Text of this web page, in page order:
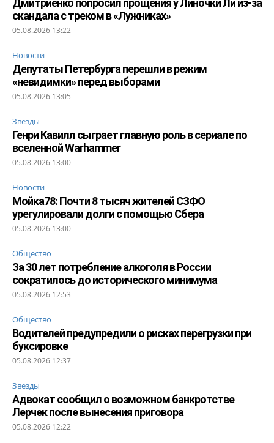
скандала с треком в «Лужниках»
05.08.2026 13:22
Новости
Депутаты Петербурга перешли в режим
«невидимки» перед выборами
05.08.2026 13:05
Звезды
Генри Кавилл сыграет главную роль в сериале по
вселенной Warhammer
05.08.2026 13:00
Новости
Мойка78: Почти 8 тысяч жителей СЗФО
урегулировали долги с помощью Сбера
05.08.2026 13:00
Общество
За 30 лет потребление алкоголя в России
сократилось до исторического минимума
05.08.2026 12:53
Общество
Водителей предупредили о рисках перегрузки при
буксировке
05.08.2026 12:37
Звезды
Адвокат сообщил о возможном банкротстве
Лерчек после вынесения приговора
05.08.2026 12:22